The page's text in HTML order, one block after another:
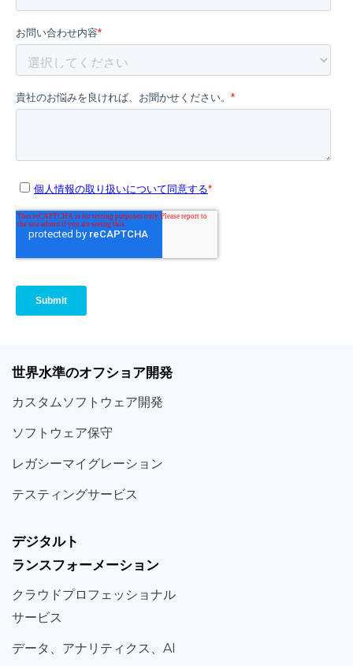
世界水準のオフショア開発
カスタム ソフトウェア開発
ソフト ウェア保守
レガシーマイグレーション
テスティングサービス
デジタルト
ランスフォーメーション
クラウドプロフェッショナル
サービス
データ、 アナリティクス、 AI